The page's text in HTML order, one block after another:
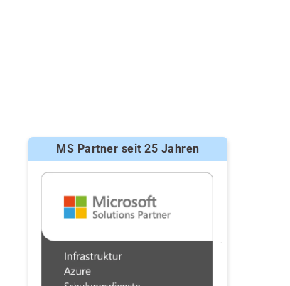
MS Partner seit 25 Jahren